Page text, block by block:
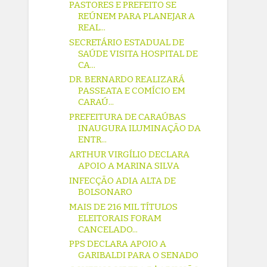
PASTORES E PREFEITO SE
REÚNEM PARA PLANEJAR A
REAL...
SECRETÁRIO ESTADUAL DE
SAÚDE VISITA HOSPITAL DE
CA...
DR. BERNARDO REALIZARÁ
PASSEATA E COMÍCIO EM
CARAÚ...
PREFEITURA DE CARAÚBAS
INAUGURA ILUMINAÇÃO DA
ENTR...
ARTHUR VIRGÍLIO DECLARA
APOIO A MARINA SILVA
INFECÇÃO ADIA ALTA DE
BOLSONARO
MAIS DE 216 MIL TÍTULOS
ELEITORAIS FORAM
CANCELADO...
PPS DECLARA APOIO A
GARIBALDI PARA O SENADO